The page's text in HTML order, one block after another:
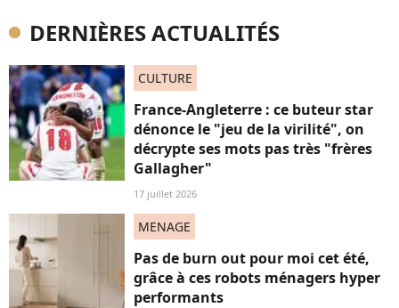
DERNIÈRES ACTUALITÉS
CULTURE
France-Angleterre : ce buteur star
dénonce le "jeu de la virilité", on
décrypte ses mots pas très "frères
Gallagher"
17 juillet 2026
MENAGE
Pas de burn out pour moi cet été,
grâce à ces robots ménagers hyper
performants